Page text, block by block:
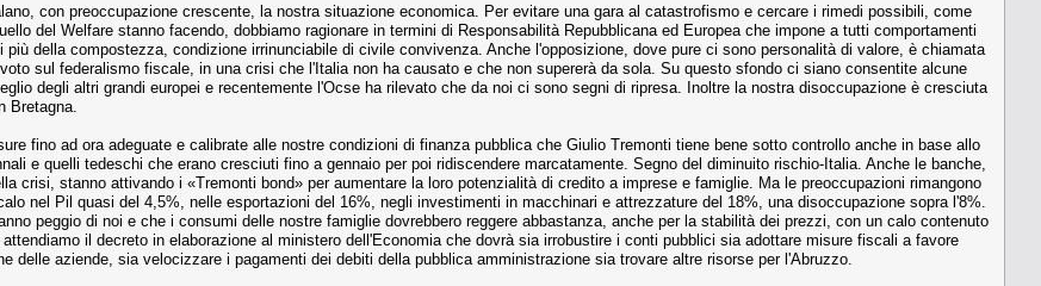
con preoc­cupazione crescente, la no­stra situazione economica. Per evitare una gara al cata­strofismo e cercare i rime­di possibili, come
del Welfare stanno facendo, dobbiamo ragionare in termini di Re­sponsabilità Repubblicana ed Europea che impone a tutti comportamenti
della com­postezza, condizione irri­nunciabile di civile convi­venza. Anche l'opposizio­ne, dove pure ci sono perso­nalità di valore, è chiamata
sul fede­ralismo fiscale, in una crisi che l'Italia non ha causato e che non supererà da sola. Su questo sfondo ci siano consentite alcune
degli altri grandi europei e recentemente l'Ocse ha rilevato che da noi ci sono segni di ripresa. Inoltre la nostra disoccupa­zione è cresciuta
Bretagna.
fino ad ora adeguate e calibrate al­le nostre condizioni di fi­nanza pubblica che Giulio Tremonti tiene bene sotto controllo anche in base al­lo
e quel­li tedeschi che erano cre­sciuti fino a gennaio per poi ridiscendere marcata­mente. Segno del diminui­to rischio-Italia. Anche le banche,
crisi, stanno attivando i «Tremonti bond» per au­mentare la loro potenziali­tà di credito a imprese e fa­miglie. Ma le preoccupazio­ni rimangono
nel Pil quasi del 4,5%, nelle esportazioni del 16%, negli investimenti in mac­chinari e attrezzature del 18%, una disoccupazione so­pra l'8%.
peggio di noi e che i consu­mi delle nostre famiglie do­vrebbero reggere abbastan­za, anche per la stabilità dei prezzi, con un calo con­tenuto
il decre­to in elaborazione al mini­stero dell'Economia che do­vrà sia irrobustire i conti pubblici sia adottare misu­re fiscali a favore
delle aziende, sia ve­locizzare i pagamenti dei debiti della pubblica ammi­nistrazione sia trovare altre risorse per l'Abruzzo.